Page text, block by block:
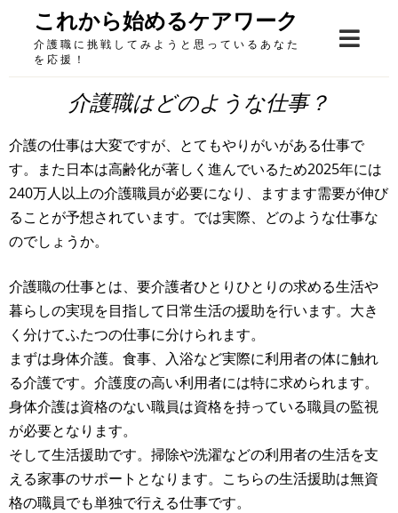
content
これから始めるケアワーク
介護職に挑戦してみようと思っているあなた
を応援！
介護職はどのような仕事？
介護の仕事は大変ですが、とてもやりがいがある仕事で
す。また日本は高齢化が著しく進んでいるため2025年には
240万人以上の介護職員が必要になり、ますます需要が伸び
ることが予想されています。では実際、どのような仕事な
のでしょうか。
介護職の仕事とは、要介護者ひとりひとりの求める生活や
暮らしの実現を目指して日常生活の援助を行います。大き
く分けてふたつの仕事に分けられます。
まずは身体介護。食事、入浴など実際に利用者の体に触れ
る介護です。介護度の高い利用者には特に求められます。
身体介護は資格のない職員は資格を持っている職員の監視
が必要となります。
そして生活援助です。掃除や洗濯などの利用者の生活を支
える家事のサポートとなります。こちらの生活援助は無資
格の職員でも単独で行える仕事です。